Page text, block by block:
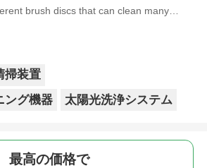
brush discs that can clean many
掃装置
ング機器
太陽光洗浄システム
最高の価格で